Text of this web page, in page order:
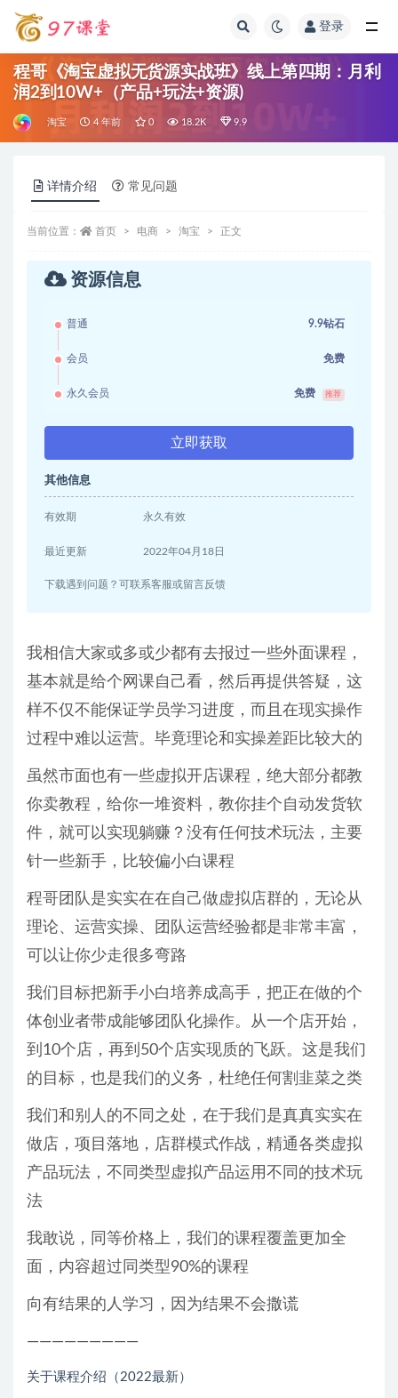
登录
程哥《淘宝虚拟无货源实战班》线上第四期：月利
润2到10W+（产品+玩法+资源)
淘宝 4 年前 0 18.2K 9.9
详情介绍 常见问题
当前位置： 首页 电商 淘宝 正文
资源信息
普通 9.9钻石
会员 免费
永久会员 免费 推荐
立即获取
其他信息
有效期 永久有效
最近更新 2022年04月18日
下载遇到问题？可联系客服或留言反馈
我相信大家或多或少都有去报过一些外面课程，
基本就是给个网课自己看，然后再提供答疑，这
样不仅不能保证学员学习进度，而且在现实操作
过程中难以运营。毕竟理论和实操差距比较大的
虽然市面也有一些虚拟开店课程，绝大部分都教
你卖教程，给你一堆资料，教你挂个自动发货软
件，就可以实现躺赚？没有任何技术玩法，主要
针一些新手，比较偏小白课程
程哥团队是实实在在自己做虚拟店群的，无论从
理论、运营实操、团队运营经验都是非常丰富，
可以让你少走很多弯路
我们目标把新手小白培养成高手，把正在做的个
体创业者带成能够团队化操作。从一个店开始，
到10个店，再到50个店实现质的飞跃。这是我们
的目标，也是我们的义务，杜绝任何割韭菜之类
我们和别人的不同之处，在于我们是真真实实在
做店，项目落地，店群模式作战，精通各类虚拟
产品玩法，不同类型虚拟产品运用不同的技术玩
法
我敢说，同等价格上，我们的课程覆盖更加全
面，内容超过同类型90%的课程
向有结果的人学习，因为结果不会撒谎
—————————
关于课程介绍（2022最新）